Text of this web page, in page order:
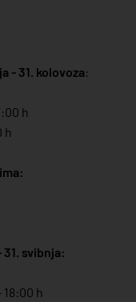
- 31. kolovoza:
h
h
svibnja:
h